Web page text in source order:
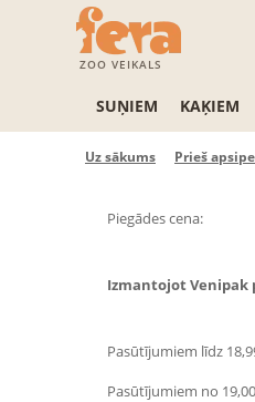
ZOO VEIKALS
SUŅIEM KAĶIEM
Uz sākums Prieš
Piegādes cena:
IzmantojotVenipak
Pasūtījumiem līdz
Pasūtījumiem no